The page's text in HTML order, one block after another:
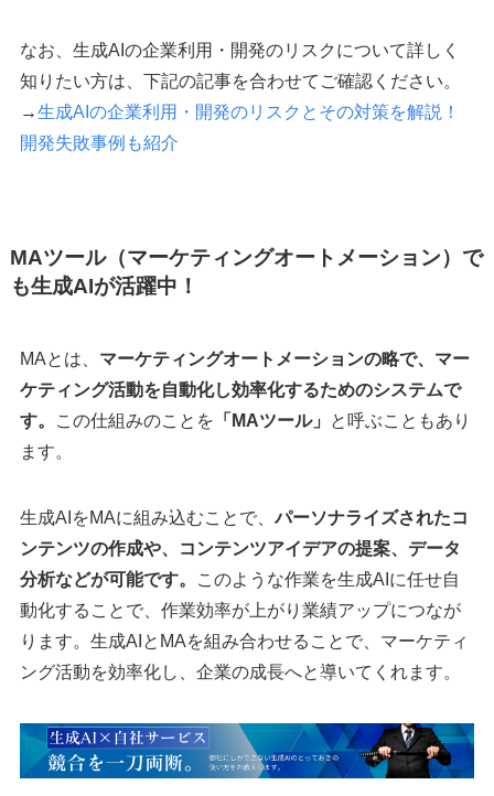
なお、生成AIの企業利用・開発のリスクについて詳しく
知りたい方は、下記の記事を合わせてご確認ください。
→生成AIの企業利用・開発のリスクとその対策を解説！
開発失敗事例も紹介
MAツール（マーケティングオートメーション）で
も生成AIが活躍中！
MAとは、 マーケティングオートメーションの略で、マー
ケティング活動を自動化し効率化するためのシステムで
す。
この仕組みのことを 「MAツール」
と呼ぶこともあり
ます。
生成AIをMAに組み込むことで、パーソナライズされたコ
ンテンツの作成や、コンテンツアイデアの提案、データ
分析などが可能です。
このような作業を生成AIに任せ自
動化することで、作業効率が上がり業績アップにつなが
ります。生成AIとMAを組み合わせることで、マーケティ
ング活動を効率化し、企業の成長へと導いてくれます。